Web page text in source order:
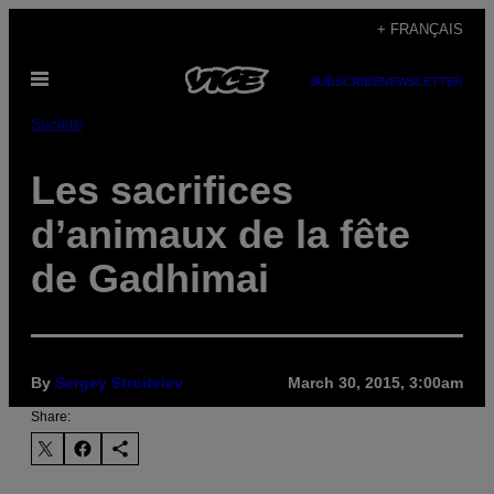
content
+ FRANÇAIS
Open
SUBSCRIBENEWSLETTER
Société
Les sacrifices
d’animaux de la fête
de Gadhimai
By Sergey Stroitelev March 30, 2015, 3:00am
Share: